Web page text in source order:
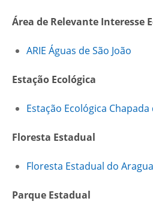
Área de Relevante Interesse
ARIE Águas de São João
Estação Ecológica
Estação Ecológica
Floresta Estadual
Floresta Estadual do
Parque Estadual